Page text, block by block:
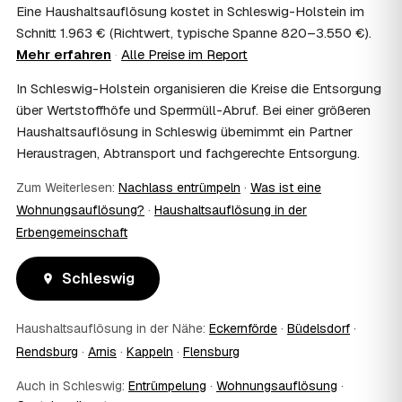
Erbschaftsteuer mindern, bei vermieteten Objekten teils
als Werbungskosten. Sie erhalten eine ordentliche
Rechnung als Beleg. Verbindlich klärt das Ihr
08 Muss ich als Erbe in Schleswig vor Ort
anwesend sein?
Nein, Sie müssen nicht durchgängig anwesend sein. Viele
Erben übergeben in Schleswig nur die Schlüssel und
kurze Übergabe zu Beginn und zur besenreinen Abnahme
genügt meist.
09 Bekomme ich einen Entsorgungsnachweis?
Ja. Sie erhalten auf Wunsch einen Entsorgungs- bzw.
Verwertungsnachweis über die fachgerechte Entsorgung.
So ist dokumentiert, dass der Hausstand in Schleswig
10 Wie schnell ist ein Termin in Schleswig frei?
Oft schon innerhalb weniger Tage, in vielen Regionen
Termin stimmt der Partner direkt mit Ihnen ab –
Eine Haushaltsauflösung kostet in Schleswig-Holstein im
Schnitt 1.963 € (Richtwert, typische Spanne 820–3.550 €).
Mehr erfahren · Alle Preise im Report
In Schleswig-Holstein organisieren die Kreise die Entsorgung
über Wertstoffhöfe und Sperrmüll-Abruf. Bei einer größeren
Haushaltsauflösung in Schleswig übernimmt ein Partner
Heraustragen, Abtransport und fachgerechte Entsorgung.
Zum Weiterlesen: Nachlass entrümpeln · Was ist eine
Wohnungsauflösung? · Haushaltsauflösung in der
Erbengemeinschaft
Schleswig
Haushaltsauflösung in der Nähe: Eckernförde · Büdelsdorf ·
Rendsburg · Arnis · Kappeln · Flensburg
Auch in Schleswig: Entrümpelung · Wohnungsauflösung ·